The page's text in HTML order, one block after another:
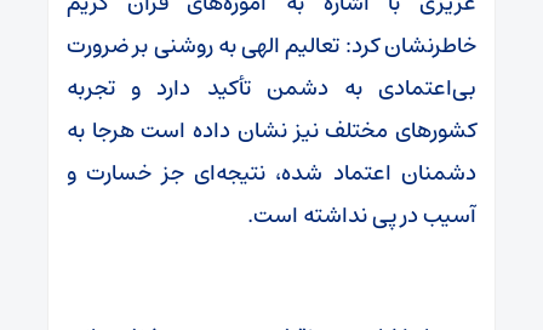
خاطرنشان کرد: تعالیم الهی به روشنی بر ضرورت
بی‌اعتمادی به دشمن تأکید دارد و تجربه
کشورهای مختلف نیز نشان داده است هرجا به
دشمنان اعتماد شده، نتیجه‌ای جز خسارت و
آسیب در پی نداشته است.